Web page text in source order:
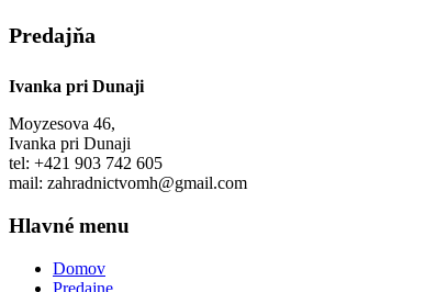
Predajňa
Ivanka pri Dunaji
Moyzesova 46,
Ivanka pri Dunaji
tel: +421 903 742 605
mail: zahradnictvomh@gmail.com
Hlavné menu
Domov
Predajne